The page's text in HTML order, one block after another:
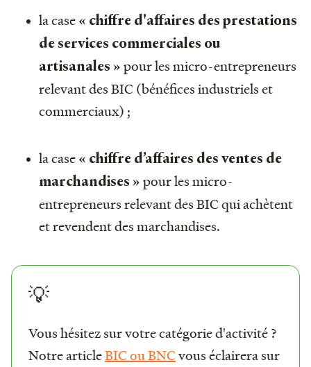
la case « chiffre d'affaires des prestations
de services commerciales ou
artisanales » pour les micro-entrepreneurs
relevant des BIC (bénéfices industriels et
commerciaux) ;
la case « chiffre d’affaires des ventes de
marchandises » pour les micro-
entrepreneurs relevant des BIC qui achètent
et revendent des marchandises.
💡
Vous hésitez sur votre catégorie d'activité ?
Notre articleBIC ou BNCvous éclairera sur